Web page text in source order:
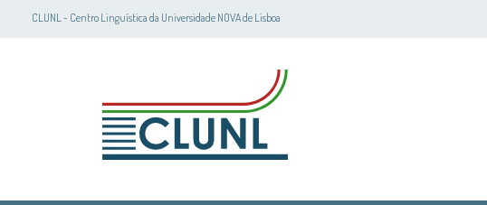
CLUNL - Centro Linguística da Universidade NOVA de Lisboa